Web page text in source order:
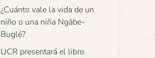
¿Cuánto vale la vida de un
niño o una niña Ngäbe-
Buglé?
UCR presentará el libro